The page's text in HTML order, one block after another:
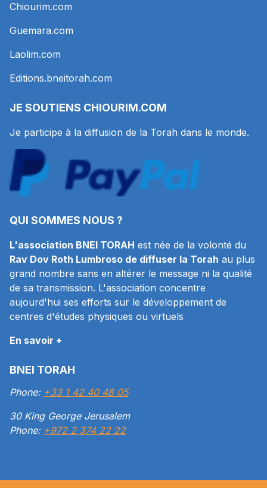
Chiourim.com
Guemara.com
Laolim.com
Editions.bneitorah.com
JE SOUTIENS CHIOURIM.COM
Je participe à la diffusion de la Torah dans le monde.
QUI SOMMES NOUS ?
L'association BNEI TORAH est née de la volonté du
Rav Dov Roth Lumbroso de diffuser la Torah au plus
grand nombre sans en altérer le message ni la qualité
de sa transmission. L'association concentre
aujourd'hui ses efforts sur le développement de
centres d'études physiques ou virtuels
En savoir +
BNEI TORAH
Phone: +33 1 42 40 48 05
30 King George Jerusalem
Phone: +972 2 374 22 22